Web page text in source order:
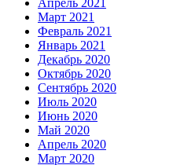
Апрель 2021
Март 2021
Февраль 2021
Январь 2021
Декабрь 2020
Октябрь 2020
Сентябрь 2020
Июль 2020
Июнь 2020
Май 2020
Апрель 2020
Март 2020